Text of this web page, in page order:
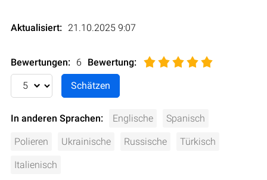
Aktualisiert: 21.10.2025 9:07
Bewertungen: 6 Bewertung:
In anderen Sprachen: Englische Spanisch
Polieren Ukrainische Russische Türkisch
Italienisch